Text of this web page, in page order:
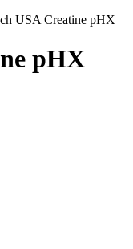
USA Creatine pHX
pHX